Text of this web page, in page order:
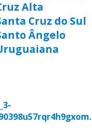
Alta
Cruz do Sul
Ângelo